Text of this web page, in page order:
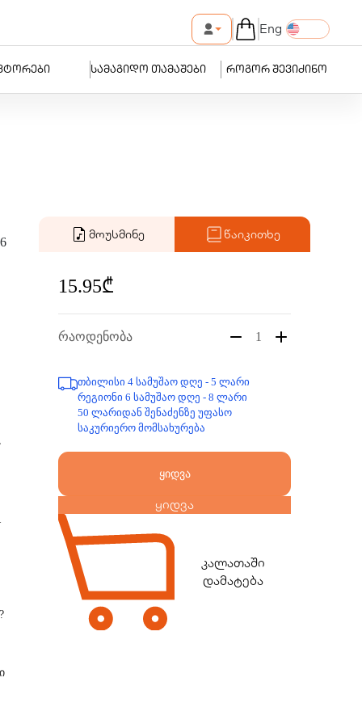
Eng
სამაგიდო თამაშები როგორ შევიძინო
6
მოუსმინე წაიკითხე
15.95₾
რაოდენობა 1
თბილისი 4 სამუშაო დღე - 5 ლარი
რეგიონი 6 სამუშაო დღე - 8 ლარი
50 ლარიდან შენაძენზე უფასო
საკურიერო მომსახურება
ყიდვა
ყიდვა
კალათაში
დამატება